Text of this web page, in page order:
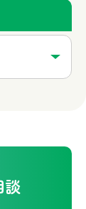
談